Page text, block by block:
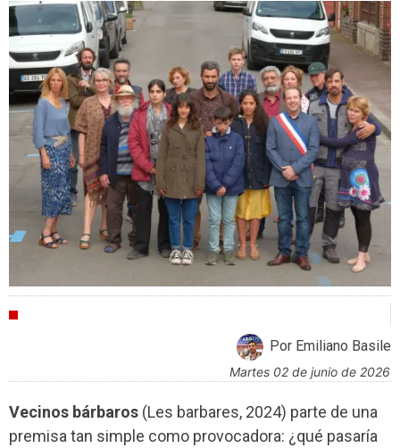
Por Emiliano Basile
martes 02 de junio de 2026
Vecinos bárbaros (Les barbares, 2024) parte de una
premisa tan simple como provocadora: ¿qué pasaría